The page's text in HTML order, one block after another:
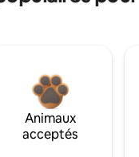
Animaux
acceptés